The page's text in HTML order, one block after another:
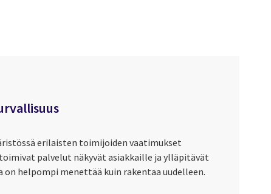
erilaisten toimijoiden vaatimukset
palvelut näkyvät asiakkaille ja ylläpitävät
helpompi menettää kuin rakentaa uudelleen.